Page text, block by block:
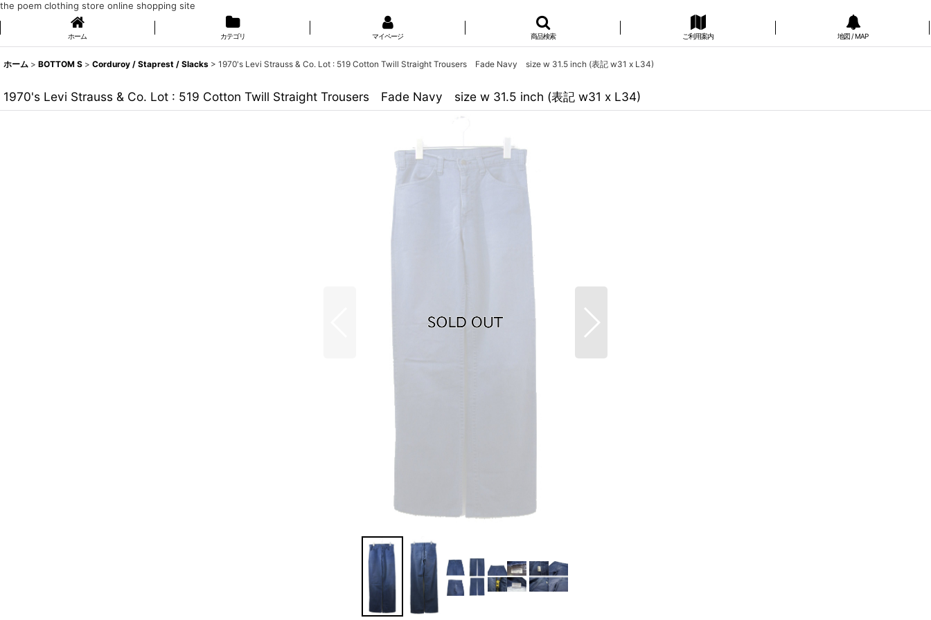
the poem clothing store online shopping site
ホーム カテゴリ マイページ 商品検索 ご利用案内 地図 / MAP
ホーム > BOTTOM S > Corduroy / Staprest / Slacks > 1970's Levi Strauss & Co. Lot : 519 Cotton Twill Straight Trousers Fade Navy size w 31.5 inch (表記 w31 x L34)
1970's Levi Strauss & Co. Lot : 519 Cotton Twill Straight Trousers Fade Navy size w 31.5 inch (表記 w31 x L34)